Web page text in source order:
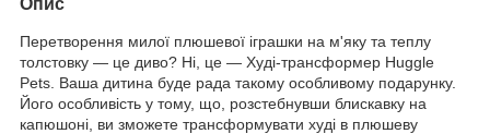
Перетворення милої плюшевої іграшки на м'яку та теплу
толстовку — це диво? Ні, це — Худі-трансформер Huggle
Pets. Ваша дитина буде рада такому особливому подарунку.
Його особливість у тому, що, розстебнувши блискавку на
капюшоні, ви зможете трансформувати худі в плюшеву